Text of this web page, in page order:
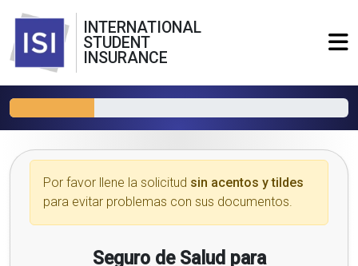
INTERNATIONAL
STUDENT
INSURANCE
Por favor llene la solicitud sin acentos y tildes
para evitar problemas con sus documentos.
Seguro de Salud para